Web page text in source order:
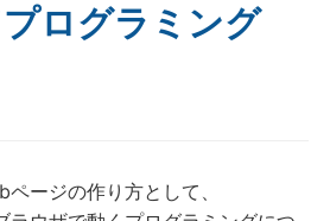
ログラミング
ージの作り方として、